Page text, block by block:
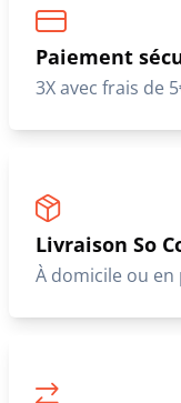
Paiement
3X avec frais de
Livraison So
À domicile ou